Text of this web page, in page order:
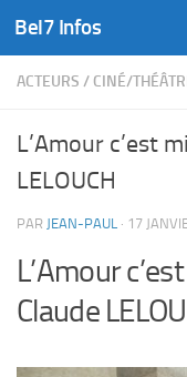
Skip to content
Bel7 Infos
ACTEURS / CINÉ/
L’Amour c’est
LELOUCH
PAR JEAN-PAUL · 17
L’Amour
Claude